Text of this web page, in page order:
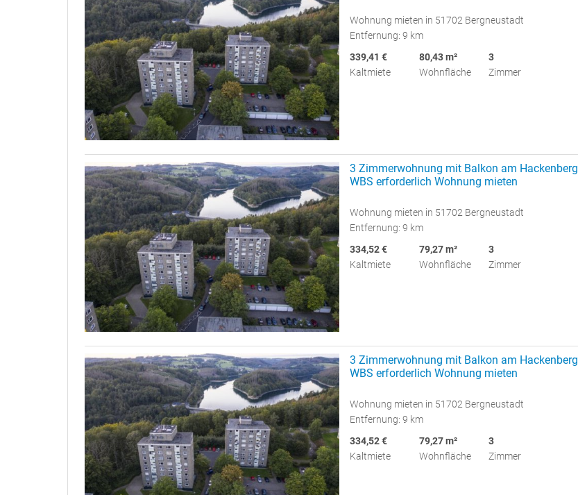
Wohnung mieten in 51702 Bergneustadt
Entfernung: 9 km
339,41 €
Kaltmiete
80,43 m²
Wohnfläche
3
Zimmer
3 Zimmerwohnung mit Balkon am Hackenberg
WBS erforderlich Wohnung mieten
Wohnung mieten in 51702 Bergneustadt
Entfernung: 9 km
334,52 €
Kaltmiete
79,27 m²
Wohnfläche
3
Zimmer
3 Zimmerwohnung mit Balkon am Hackenberg
WBS erforderlich Wohnung mieten
Wohnung mieten in 51702 Bergneustadt
Entfernung: 9 km
334,52 €
Kaltmiete
79,27 m²
Wohnfläche
3
Zimmer